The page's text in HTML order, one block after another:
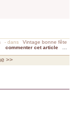
- dans
Vintage bonne fête
commenter cet article
>>